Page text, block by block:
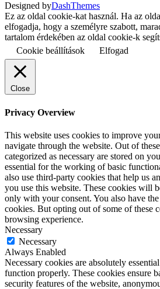
Designed byDashThemes
Ez az oldal cookie-kat használ. Ha az
elfogadja, hogy a személyre szabott,
tartalom érdekében az oldal cookie-k
Cookie beállítások
Elfogad
Close
Privacy Overview
This website uses cookies to improve
navigate through the website. Out of
categorized as necessary are stored on
essential for the working of basic
also use third-party cookies that help us
you use this website. These cookies will
only with your consent. You also have
cookies. But opting out of some of these
browsing experience.
Necessary
Necessary
Always Enabled
Necessary cookies are absolutely
function properly. These cookies ensure
security features of the website,